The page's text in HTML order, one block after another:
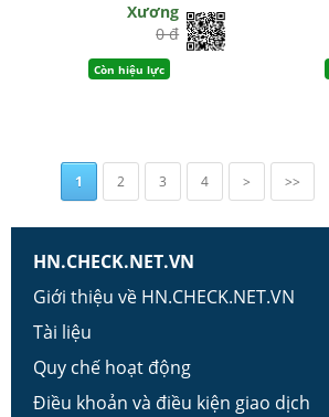
Xương
0 đ
Còn hiệu lực
1 2 3 4 > >>
HN.CHECK.NET.VN
Giới thiệu về HN.CHECK.NET.VN
Tài liệu
Quy chế hoạt động
Điều khoản và điều kiện giao dịch